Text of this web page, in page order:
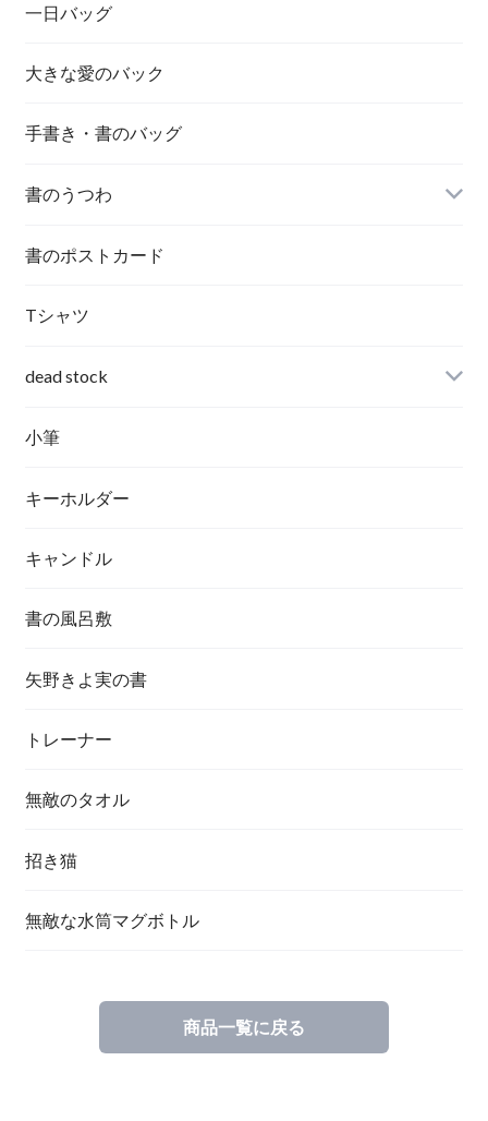
一日バッグ
大きな愛のバック
手書き・書のバッグ
書のうつわ
書のポストカード
Tシャツ
dead stock
小筆
キーホルダー
キャンドル
書の風呂敷
矢野きよ実の書
トレーナー
無敵のタオル
招き猫
無敵な水筒マグボトル
商品一覧に戻る